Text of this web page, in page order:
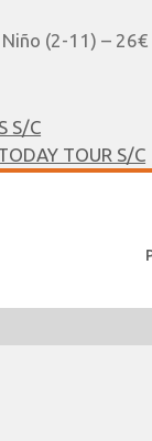
(2-11) – 26€
S/C
TOUR S/C